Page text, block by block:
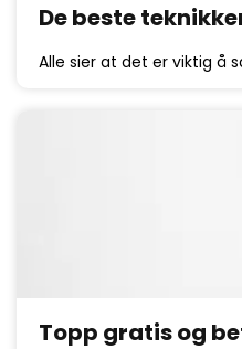
De beste
Alle sier at det er viktig å
Topp gratis og